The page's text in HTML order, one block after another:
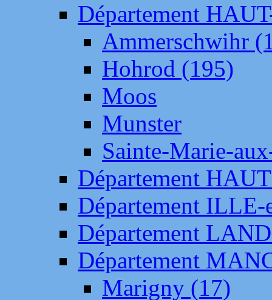
Département
Ammerschwihr
Hohrod (195)
Moos
Munster
Sainte-Marie-
Département
Département
Département
Département
Marigny (17)